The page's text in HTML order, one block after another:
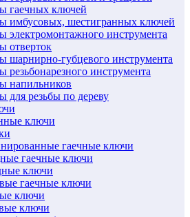
гаечных ключей
имбусовых, шестигранных ключей
электромонтажного инструмента
отверток
шарнирно-губцевого инструмента
резьбонарезного инструмента
напильников
для резьбы по дереву
ключи
гаечные ключи
гаечные ключи
ключи
гаечные ключи
ключи
ключи